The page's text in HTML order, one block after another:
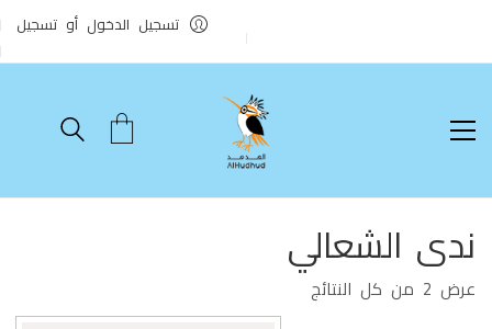
تسجيل الدخول أو تسجيل
ندى الشعالي
عرض ⁦2⁩ من كل النتائج